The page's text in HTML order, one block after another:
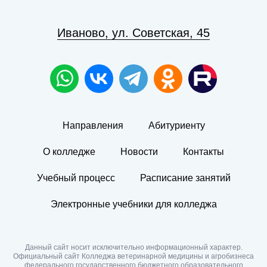
Иваново, ул. Советская, 45
Направления Абитуриенту
О колледже Новости Контакты
Учебный процесс Расписание занятий
Электронные учебники для колледжа
Данный сайт носит исключительно информационный характер.
Официальный сайт Колледжа ветеринарной медицины и агробизнеса